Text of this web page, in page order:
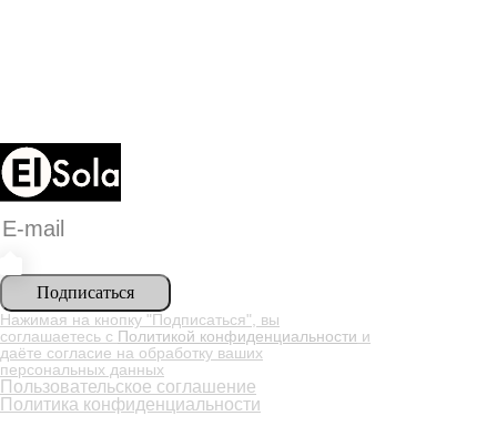
Подписаться
Нажимая на кнопку "Подписаться", вы
соглашаетесь с Политикой конфиденциальности и
даёте согласие на обработку ваших
персональных данных
Пользовательское соглашение
Политика конфиденциальности